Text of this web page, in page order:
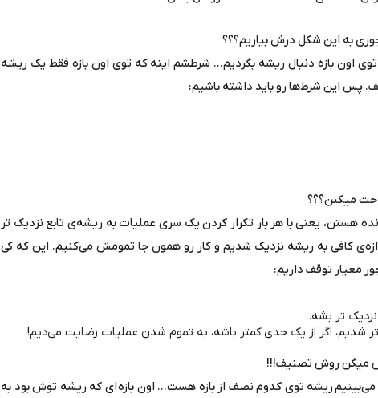
به این شکل درش بیاریم؟؟؟
اون بازه دنبال ریشه بگردیم... شرطشم اینه که توی اون بازه فقط یک ریشه
پس این شرط‌ها رو باید داشته باشیم:
میکنن؟؟؟
یعنی با هر بار تکرار کردن یک سری عملیات به ریشه‌ی تابع نزدیک تر
کافی به ریشه نزدیک شدیم و کار رو همون جا تمومش می‌کنیم. این که کی
معیار توقف داریم:
تر بشه.
شدیم، اگر از یک حدی کمتر باشه، به تموم شدن عملیات رضایت می‌دیم!
میگن روش تصنیف!!!
ریشه توی کدوم نصف از بازه هست... اون بازه‌ ای که ریشه توش بود به